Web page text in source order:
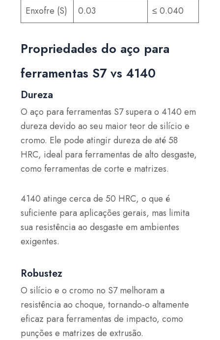
Enxofre (S)
0.03 ≤ 0.040
Propriedades do aço para
ferramentas S7 vs 4140
Dureza
O aço para ferramentas S7 supera o 4140 em
dureza devido ao seu maior teor de silício e
cromo. Ele pode atingir dureza de até 58
HRC, ideal para ferramentas de alto desgaste,
como ferramentas de corte e matrizes.
4140 atinge cerca de 50 HRC, o que é
suficiente para aplicações gerais, mas limita
sua resistência ao desgaste em ambientes
exigentes.
Robustez
O silício e o cromo no S7 melhoram a
resistência ao choque, tornando-o altamente
eficaz para ferramentas de impacto, como
punções e matrizes de extrusão.